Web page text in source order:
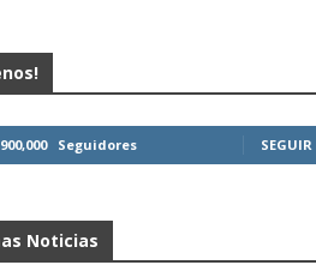
Seguidores SEGUIR
Noticias